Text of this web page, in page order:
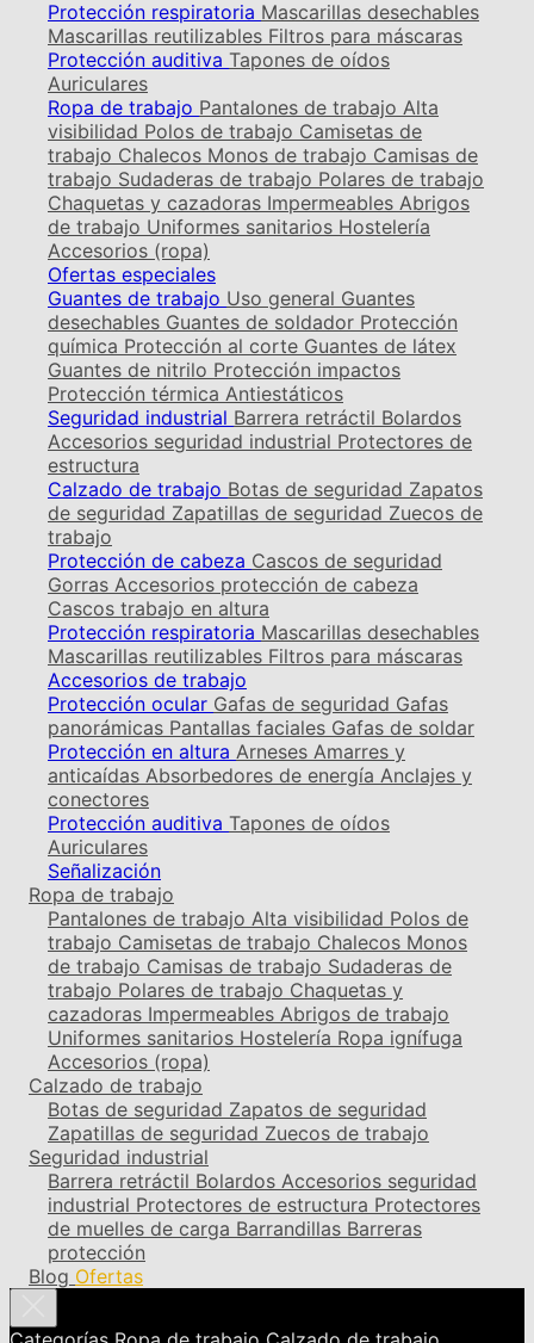
Protección respiratoria Mascarillas desechables
Mascarillas reutilizables Filtros para máscaras
Protección auditiva Tapones de oídos
Auriculares
Ropa de trabajo Pantalones de trabajo Alta
visibilidad Polos de trabajo Camisetas de
trabajo Chalecos Monos de trabajo Camisas de
trabajo Sudaderas de trabajo Polares de trabajo
Chaquetas y cazadoras Impermeables Abrigos
de trabajo Uniformes sanitarios Hostelería
Accesorios (ropa)
Ofertas especiales
Guantes de trabajo Uso general Guantes
desechables Guantes de soldador Protección
química Protección al corte Guantes de látex
Guantes de nitrilo Protección impactos
Protección térmica Antiestáticos
Seguridad industrial Barrera retráctil Bolardos
Accesorios seguridad industrial Protectores de
estructura
Calzado de trabajo Botas de seguridad Zapatos
de seguridad Zapatillas de seguridad Zuecos de
trabajo
Protección de cabeza Cascos de seguridad
Gorras Accesorios protección de cabeza
Cascos trabajo en altura
Protección respiratoria Mascarillas desechables
Mascarillas reutilizables Filtros para máscaras
Accesorios de trabajo
Protección ocular Gafas de seguridad Gafas
panorámicas Pantallas faciales Gafas de soldar
Protección en altura Arneses Amarres y
anticaídas Absorbedores de energía Anclajes y
conectores
Protección auditiva Tapones de oídos
Auriculares
Señalización
Ropa de trabajo
Pantalones de trabajo Alta visibilidad Polos de
trabajo Camisetas de trabajo Chalecos Monos
de trabajo Camisas de trabajo Sudaderas de
trabajo Polares de trabajo Chaquetas y
cazadoras Impermeables Abrigos de trabajo
Uniformes sanitarios Hostelería Ropa ignífuga
Accesorios (ropa)
Calzado de trabajo
Botas de seguridad Zapatos de seguridad
Zapatillas de seguridad Zuecos de trabajo
Seguridad industrial
Barrera retráctil Bolardos Accesorios seguridad
industrial Protectores de estructura Protectores
de muelles de carga Barrandillas Barreras
protección
Blog Ofertas